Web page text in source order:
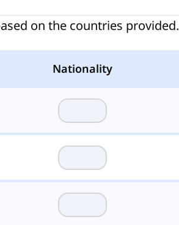
on the countries provided.
Nationality